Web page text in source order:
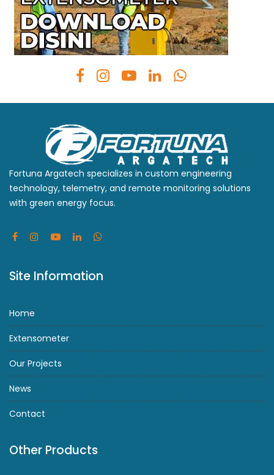
Fortuna Argatech specializes in custom engineering
technology, telemetry, and remote monitoring solutions
with green energy focus.
Site Information
Home
Extensometer
Our Projects
News
Contact
Other Products